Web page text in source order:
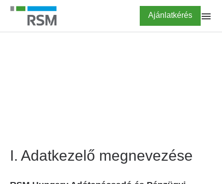
Ugrás
tartalomra
Highlighted
Ajánlatkérés
I. Adatkezelő megnevezése